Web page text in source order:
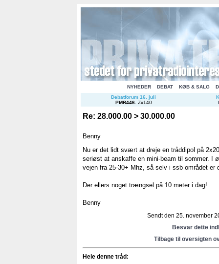
NYHEDER DEBAT KØB & SALG
Debatforum 16. juli
PMR446. Zx140
Re: 28.000.00 > 30.000.00
Benny
Nu er det lidt svært at dreje en tråddipol på
seriøst at anskaffe en mini-beam til sommer. I
vejen fra 25-30+ Mhz, så selv i ssb området er
Der ellers noget trængsel på 10 meter i dag!
Benny
Sendt den 25. november
Besvar dette
Tilbage til oversigten
Hele denne tråd: